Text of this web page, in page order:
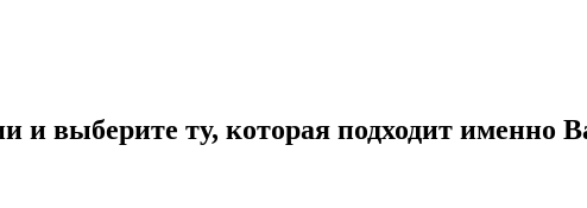
и выберите ту, которая подходит именно